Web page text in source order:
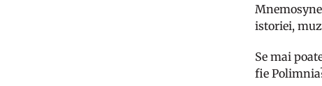
istoriei,
Se mai
fie